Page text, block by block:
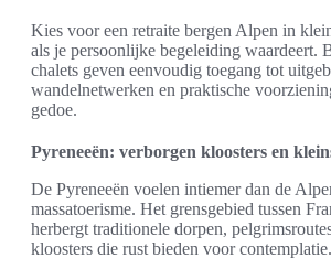
Kies voor een retraite bergen Alpen in
als je persoonlijke begeleiding waardeert.
chalets geven eenvoudig toegang tot
wandelnetwerken en praktische
gedoe.
Pyreneeën: verborgen kloosters en
De Pyreneeën voelen intiemer dan de
massatoerisme. Het grensgebied tussen
herbergt traditionele dorpen,
kloosters die rust bieden voor contemplatie.